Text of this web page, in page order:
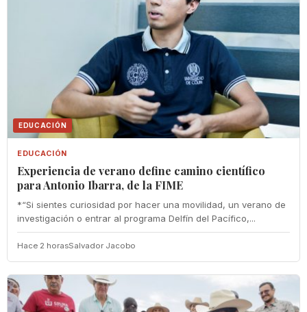
EDUCACIÓN
EDUCACIÓN
Experiencia de verano define camino científico
para Antonio Ibarra, de la FIME
*“Si sientes curiosidad por hacer una movilidad, un verano de
investigación o entrar al programa Delfín del Pacífico,...
Hace 2 horasSalvador Jacobo